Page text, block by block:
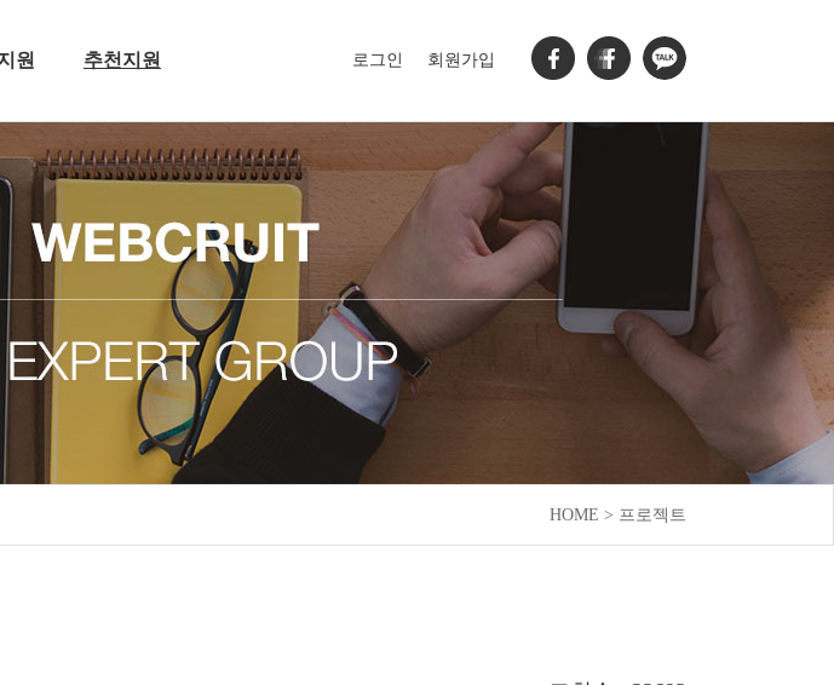
원 추천지원 로그인 회원가입
HOME > 프로젝트